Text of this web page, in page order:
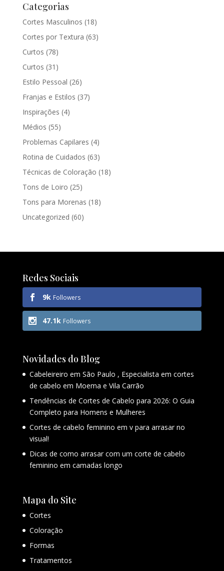
Categorias
Cortes Masculinos (18)
Cortes por Textura (63)
Curtos (78)
Curtos (31)
Estilo Pessoal (26)
Franjas e Estilos (37)
Inspirações (4)
Médios (55)
Problemas Capilares (4)
Rotina de Cuidados (63)
Técnicas de Coloração (18)
Tons de Loiro (25)
Tons para Morenas (18)
Uncategorized (60)
Redes Sociais
9k Followers
47.1k Followers
Novidades do Blog
Cabeleireiro em São Paulo , Especialista em cortes
de cabelo em Moema e Vila Carrão
Tendências de Cortes de Cabelo para 2026: O Guia
Completo para Homens e Mulheres
Cortes de cabelo feminino em v para arrasar no
visual!
Dicas de como arrasar com um corte de cabelo
feminino em camadas longo
Mapa do Site
Cortes
Coloração
Formas
Tratamentos